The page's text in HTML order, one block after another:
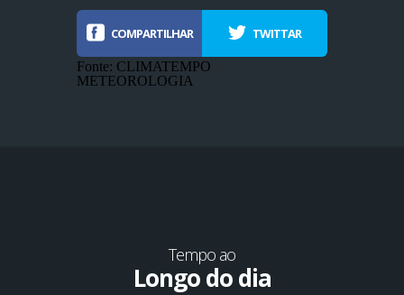
COMPARTILHAR TWITTAR
Fonte: CLIMATEMPO
METEOROLOGIA
Tempo ao
Longo do dia